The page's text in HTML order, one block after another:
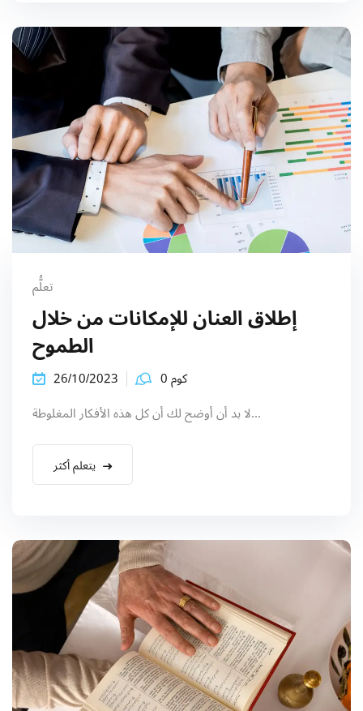
تعلُّم
إطلاق العنان للإمكانات من خلال
الطموح
26/10/2023
كوم 0
لا بد أن أوضح لك أن كل هذه الأفكار المغلوطة...
يتعلم أكثر